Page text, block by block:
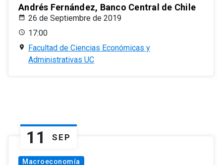
Andrés Fernández, Banco Central de Chile
26 de Septiembre de 2019
17:00
Facultad de Ciencias Económicas y
Administrativas UC
11 SEP
Macroeconomía